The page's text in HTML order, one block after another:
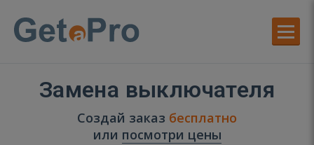
Замена выключателя
Создай заказ бесплатно
или посмотри цены